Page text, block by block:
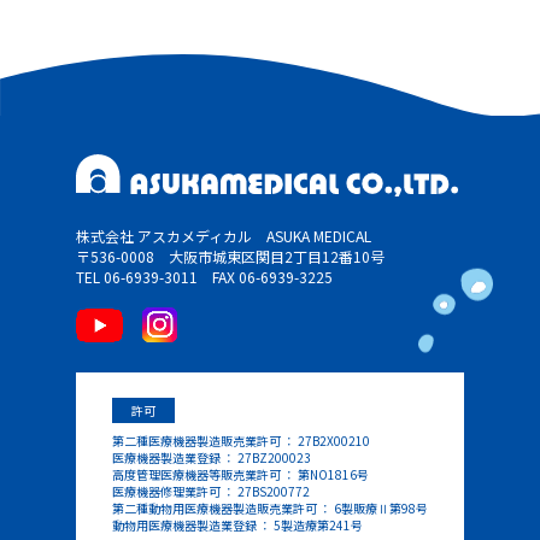
株式会社 アスカメディカル ASUKA MEDICAL
〒536-0008 大阪市城東区関目2丁目12番10号
TEL 06-6939-3011 FAX 06-6939-3225
許可
第二種医療機器製造販売業許可 ： 27B2X00210
医療機器製造業登録 ： 27BZ200023
高度管理医療機器等販売業許可 ： 第NO1816号
医療機器修理業許可 ： 27BS200772
第二種動物用医療機器製造販売業許可 ： 6製販療Ⅱ第98号
動物用医療機器製造業登録 ： 5製造療第241号